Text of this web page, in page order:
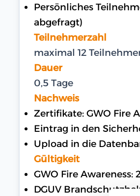
Persönliches
abgefragt)
Teilnehmerzahl
maximal 12
Dauer
0,5 Tage
Nachweis
Zertifikate: GWO Fire
Eintrag in den
Upload in die
Gültigkeit
GWO Fire Awareness:
DGUV